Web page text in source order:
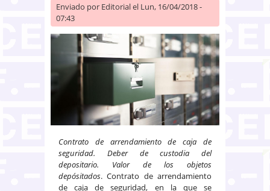
Enviado por Editorialel Lun, 16/04/2018 -
07:43
Contrato de arrendamiento de caja de
seguridad. Deber de custodia del
depositario. Valor de los objetos
depósitados. Contrato de arrendamiento
de caja de seguridad, en la que se